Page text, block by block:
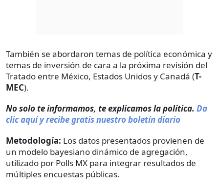
También se abordaron temas de política económica y
temas de inversión de cara a la próxima revisión del
Tratado entre México, Estados Unidos y Canadá (T-
MEC).
No solo te informamos, te explicamos la política. Da
clic aquí y recibe gratis nuestro boletín diario
Metodología: Los datos presentados provienen de
un modelo bayesiano dinámico de agregación,
utilizado por Polls MX para integrar resultados de
múltiples encuestas públicas.